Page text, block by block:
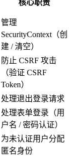
核心职责
管理
SecurityContext（创
建 / 清空）
防止 CSRF 攻击
（验证 CSRF
Token）
处理退出登录请求
处理表单登录（用
户名 / 密码认证）
为未认证用户分配
匿名身份